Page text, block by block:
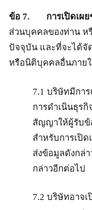
ข้อ 7. การเปิดเผย
ส่วนบุคคลของท่าน ห
ปัจจุบัน และที่จะได้จั
หรือนิติบุคคลอื่นภาย
7.1 บริษัทมีกา
การดำเนินธุร
สัญญาให้ผู้รับข้
สำหรับการเปิ
ส่งข้อมูลดังกล่
กล่าวอีกต่อไป
7.2 บริษัทอาจ